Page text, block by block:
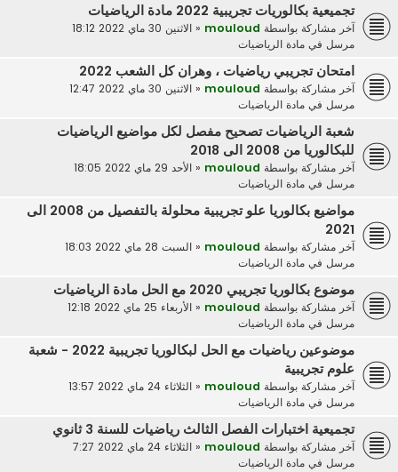
تجميعية بكالوريات تجريبية 2022 مادة الرياضيات
آخر مشاركة بواسطة mouloud
« الاثنين 30 ماي 2022 18:12
مرسل في مادة الرياضيات
امتحان تجريبي رياضيات ، وهران كل الشعب 2022
آخر مشاركة بواسطة mouloud
« الاثنين 30 ماي 2022 12:47
مرسل في مادة الرياضيات
شعبة الرياضيات تصحيح مفصل لكل مواضيع الرياضيات
للبكالوريا من 2008 الى 2018
آخر مشاركة بواسطة mouloud
« الأحد 29 ماي 2022 18:05
مرسل في مادة الرياضيات
مواضيع بكالوريا علو تجريبية محلولة بالتفصيل من 2008 الى
2021
آخر مشاركة بواسطة mouloud
« السبت 28 ماي 2022 18:03
مرسل في مادة الرياضيات
موضوع بكالوريا تجريبي 2020 مع الحل مادة الرياضيات
آخر مشاركة بواسطة mouloud
« الأربعاء 25 ماي 2022 12:18
مرسل في مادة الرياضيات
موضوعين رياضيات مع الحل لبكالوريا تجريبية 2022 - شعبة
علوم تجريبية
آخر مشاركة بواسطة mouloud
« الثلاثاء 24 ماي 2022 13:57
مرسل في مادة الرياضيات
تجميعية اختبارات الفصل الثالث رياضيات للسنة 3 ثانوي
آخر مشاركة بواسطة mouloud
« الثلاثاء 24 ماي 2022 7:27
مرسل في مادة الرياضيات